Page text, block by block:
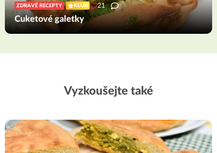
ZDRAVÉ RECEPTY KLUB 21
Cuketové galetky
Vyzkoušejte také